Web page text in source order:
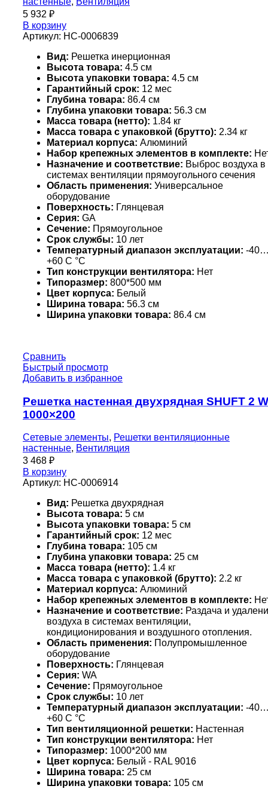
5 932 ₽
В корзину
Артикул: НС-0006839
Вид: Решетка инерционная
Высота товара: 4.5 см
Высота упаковки товара: 4.5 см
Гарантийный срок: 12 мес
Глубина товара: 86.4 см
Глубина упаковки товара: 56.3 см
Масса товара (нетто): 1.84 кг
Масса товара с упаковкой (брутто): 2.34 кг
Материал корпуса: Алюминий
Набор крепежных элементов в комплекте:
Назначение и соответствие: Выброс воздуха в
системах вентиляции прямоугольного сечения
Область применения: Универсальное
оборудование
Поверхность: Глянцевая
Серия: GA
Сечение: Прямоугольное
Срок службы: 10 лет
Температурный диапазон эксплуатации: -
+60 С °С
Тип конструкции вентилятора: Нет
Типоразмер: 800*500 мм
Цвет корпуса: Белый
Ширина товара: 56.3 см
Ширина упаковки товара: 86.4 см
Сравнить
Быстрый просмотр
Добавить в избранное
Решетка настенная двухрядная SHUFT 2
1000×200
Сетевые элементы, Решетки вентиляционные
настенные, Вентиляция
3 468 ₽
В корзину
Артикул: НС-0006914
Вид: Решетка двухрядная
Высота товара: 5 см
Высота упаковки товара: 5 см
Гарантийный срок: 12 мес
Глубина товара: 105 см
Глубина упаковки товара: 25 см
Масса товара (нетто): 1.4 кг
Масса товара с упаковкой (брутто): 2.2 кг
Материал корпуса: Алюминий
Набор крепежных элементов в комплекте:
Назначение и соответствие: Раздача и
воздуха в системах вентиляции,
кондиционирования и воздушного отопления.
Область применения: Полупромышленное
оборудование
Поверхность: Глянцевая
Серия: WA
Сечение: Прямоугольное
Срок службы: 10 лет
Температурный диапазон эксплуатации: -
+60 С °С
Тип вентиляционной решетки: Настенная
Тип конструкции вентилятора: Нет
Типоразмер: 1000*200 мм
Цвет корпуса: Белый - RAL 9016
Ширина товара: 25 см
Ширина упаковки товара: 105 см